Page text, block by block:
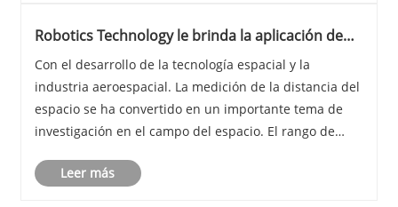
Robotics Technology le brinda la aplicación de
Con el desarrollo de la tecnología espacial y la
industria aeroespacial. La medición de la distancia del
espacio se ha convertido en un importante tema de
investigación en el campo del espacio. El rango de
interferencia de partículas de alta energía y ......
Leer más